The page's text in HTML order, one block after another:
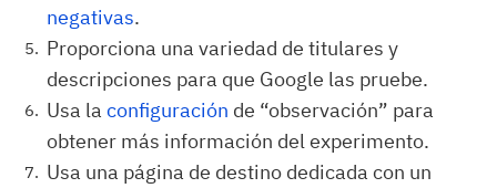
negativas.
Proporciona una variedad de titulares y
descripciones para que Google las pruebe.
Usa la configuración de “observación” para
obtener más información del experimento.
Usa una página de destino dedicada con un